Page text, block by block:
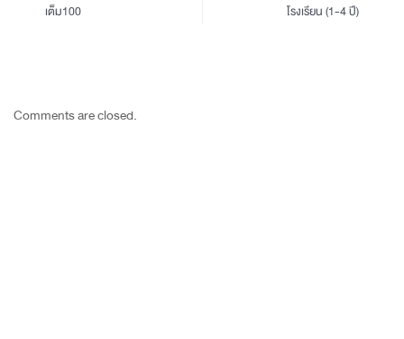
เต็ม100
โรงเรียน (1-4 ปี)
Comments are closed.